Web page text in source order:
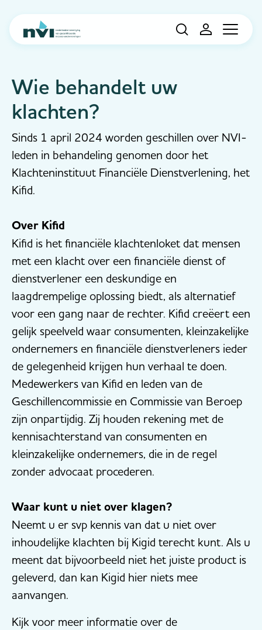
Navigation
Wie behandelt uw
klachten?
Sinds 1 april 2024 worden geschillen over NVI-
leden in behandeling genomen door het
Klachteninstituut Financiële Dienstverlening, het
Kifid.
Over Kifid
Kifid is het financiële klachtenloket dat mensen
met een klacht over een financiële dienst of
dienstverlener een deskundige en
laagdrempelige oplossing biedt, als alternatief
voor een gang naar de rechter. Kifid creëert een
gelijk speelveld waar consumenten, kleinzakelijke
ondernemers en financiële dienstverleners ieder
de gelegenheid krijgen hun verhaal te doen.
Medewerkers van Kifid en leden van de
Geschillencommissie en Commissie van Beroep
zijn onpartijdig. Zij houden rekening met de
kennisachterstand van consumenten en
kleinzakelijke ondernemers, die in de regel
zonder advocaat procederen.
Waar kunt u niet over klagen?
Neemt u er svp kennis van dat u niet over
inhoudelijke klachten bij Kigid terecht kunt. Als u
meent dat bijvoorbeeld niet het juiste product is
geleverd, dan kan Kigid hier niets mee
aanvangen.
Kijk voor meer informatie over de